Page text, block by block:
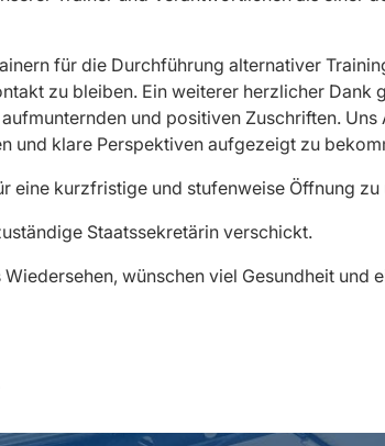
für die Durchführung alternativer
zu bleiben. Ein weiterer herzlicher Dank
und positiven Zuschriften.
und klare Perspektiven aufgezeigt zu
eine kurzfristige und stufenweise Öffnung
Staatssekretärin verschickt.
wünschen viel Gesundheit und